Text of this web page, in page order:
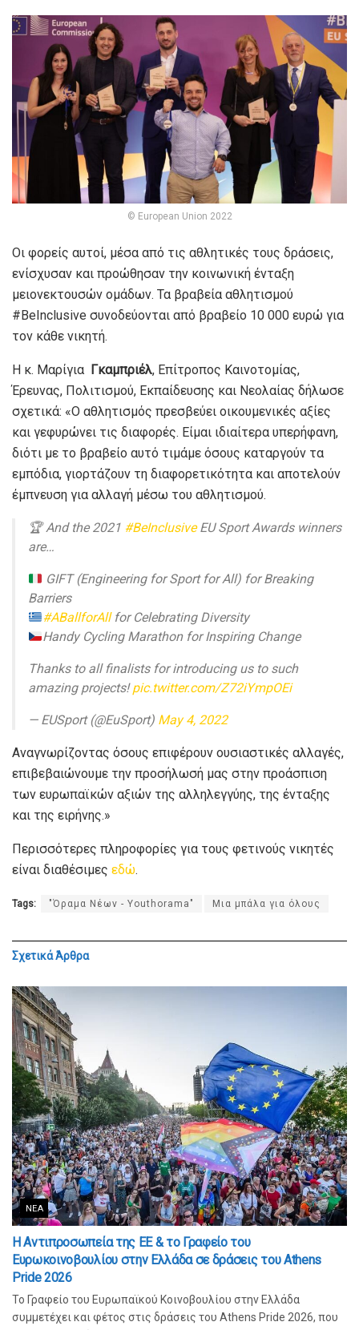
© European Union 2022
Οι φορείς αυτοί, μέσα από τις αθλητικές τους δράσεις,
ενίσχυσαν και προώθησαν την κοινωνική ένταξη
μειονεκτουσών ομάδων. Τα βραβεία αθλητισμού
#BeInclusive συνοδεύονται από βραβείο 10 000 ευρώ για
τον κάθε νικητή.
Η κ. Μαρίγια Γκαμπριέλ, Επίτροπος Καινοτομίας,
Έρευνας, Πολιτισμού, Εκπαίδευσης και Νεολαίας δήλωσε
σχετικά: «Ο αθλητισμός πρεσβεύει οικουμενικές αξίες
και γεφυρώνει τις διαφορές. Είμαι ιδιαίτερα υπερήφανη,
διότι με το βραβείο αυτό τιμάμε όσους καταργούν τα
εμπόδια, γιορτάζουν τη διαφορετικότητα και αποτελούν
έμπνευση για αλλαγή μέσω του αθλητισμού.
🏆 And the 2021 #BeInclusiveEU Sport Awards winners
are…
GIFT (Engineering for Sport for All) for Breaking
Barriers
#ABallforAllfor Celebrating Diversity
Handy Cycling Marathon for Inspiring Change
Thanks to all finalists for introducing us to such
amazing projects!pic.twitter.com/Z72iYmpOEi
— EUSport (@EuSport) May 4, 2022
Αναγνωρίζοντας όσους επιφέρουν ουσιαστικές αλλαγές,
επιβεβαιώνουμε την προσήλωσή μας στην προάσπιση
των ευρωπαϊκών αξιών της αλληλεγγύης, της ένταξης
και της ειρήνης.»
Περισσότερες πληροφορίες για τους φετινούς νικητές
είναι διαθέσιμες εδώ.
Tags: "Όραμα Νέων - Youthorama" Μια μπάλα για όλους
ΣχετικάΆρθρα
ΝΈΑ
Η Αντιπροσωπεία της ΕΕ & το Γραφείο του
Ευρωκοινοβουλίου στην Ελλάδα σε δράσεις του Athens
Pride 2026
Το Γραφείο του Ευρωπαϊκού Κοινοβουλίου στην Ελλάδα
συμμετέχει και φέτος στις δράσεις του Athens Pride 2026, που